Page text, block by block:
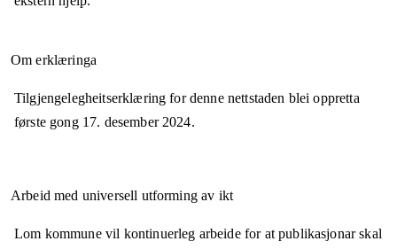
Om erklæringa
Tilgjengelegheitserklæring for denne nettstaden blei oppretta
første gong 17. desember 2024.
Arbeid med universell utforming av ikt
Lom kommune vil kontinuerleg arbeide for at publikasjonar skal